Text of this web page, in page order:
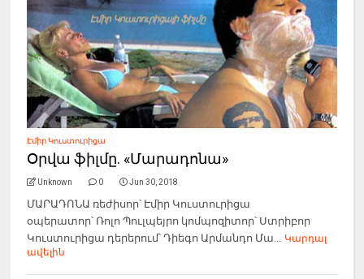
Էմիր Կուստուրիցա
Օրվա ֆիլմը. «Մարադոնա»
Unknown 0 Jun 30, 2018
ՄԱՐԱԴՈՆԱ ռեժիսոր՝ Էմիր Կուստուրիցա
օպերատոր՝ Ռոլո Պուլպեյրո կոմպոզիտոր՝ Ստրիբոր
Կուստուրիցա դերերում՝ Դիեգո Արմանդո Մա... Կարդալ
ավելին